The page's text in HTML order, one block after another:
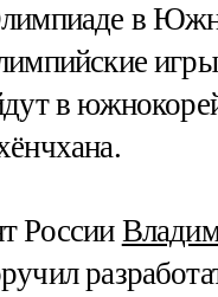
в
в
России